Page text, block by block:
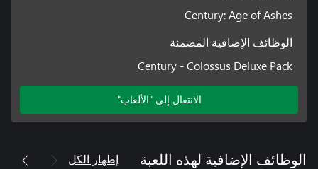
Century: Age of Ashes
الوظائف الإضافية المضمنة
Century - Colossus Deluxe Pack
الانتقال إلى "الألعاب"
الوظائف الإضافية لهذه اللعبة إظهار الكل